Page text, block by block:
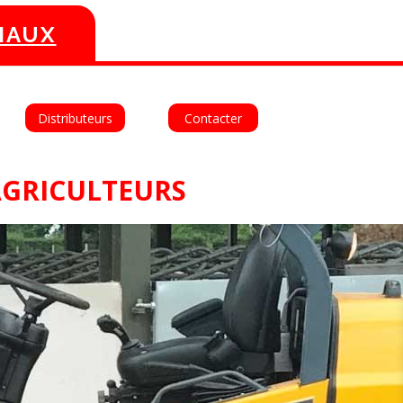
Deutsch
Distributeurs Contacter